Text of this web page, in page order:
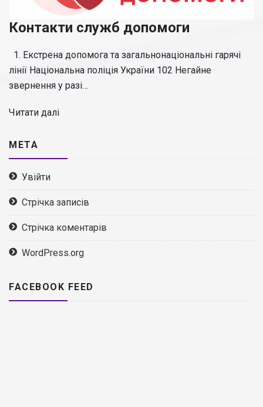
Контакти служб допомоги
1. Екстрена допомога та загальнонаціональні гарячі
лінії Національна поліція України 102 Негайне
звернення у разі…
Читати далі
МЕТА
Увійти
Стрічка записів
Стрічка коментарів
WordPress.org
FACEBOOK FEED